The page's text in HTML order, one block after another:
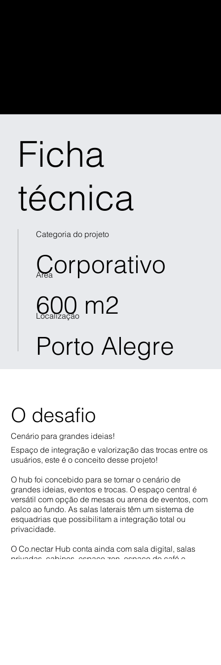
Ficha
técnica
Categoria do projeto
Corporativo
Área
600 m2
Localização
Porto Alegre
O desafio
Cenário para grandes ideias!
Espaço de integração e valorização das trocas entre os
usuários, este é o conceito desse projeto!
O hub foi concebido para se tornar o cenário de
grandes ideias, eventos e trocas. O espaço central é
versátil com opção de mesas ou arena de eventos, com
palco ao fundo. As salas laterais têm um sistema de
esquadrias que possibilitam a integração total ou
privacidade.
O Co.nectar Hub conta ainda com sala digital, salas
privadas, cabines, espaço zen, espaço do café e